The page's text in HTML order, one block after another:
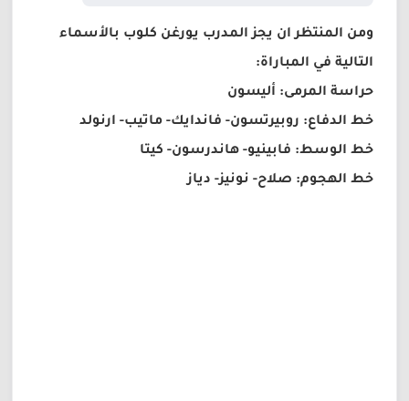
ومن المنتظر ان يجز المدرب يورغن كلوب بالأسماء
التالية في المباراة:
حراسة المرمى: أليسون
خط الدفاع: روبيرتسون- فاندايك- ماتيب- ارنولد
خط الوسط: فابينيو- هاندرسون- كيتا
خط الهجوم: صلاح- نونيز- دياز